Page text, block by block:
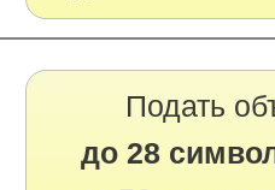
Подать
до 28